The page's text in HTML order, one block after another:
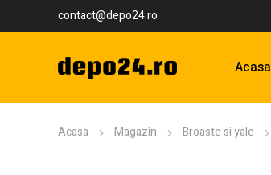
contact@depo24.ro
Acasa
Acasa Magazin Broaste si yale